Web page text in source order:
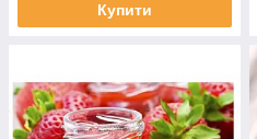
Купити